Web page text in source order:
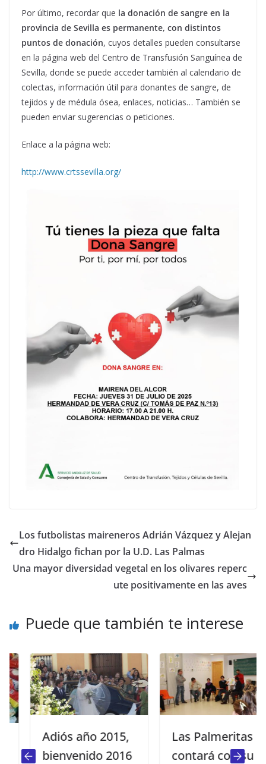
Por último, recordar que la donación de sangre en la
provincia de Sevilla es permanente, con distintos
puntos de donación, cuyos detalles pueden consultarse
en la página web del Centro de Transfusión Sanguínea de
Sevilla, donde se puede acceder también al calendario de
colectas, información útil para donantes de sangre, de
tejidos y de médula ósea, enlaces, noticias… También se
pueden enviar sugerencias o peticiones.
Enlace a la página web:
http://www.crtssevilla.org/
Los futbolistas maireneros Adrián Vázquez y Alejan
dro Hidalgo fichan por la U.D. Las Palmas
Una mayor diversidad vegetal en los olivares reperc
ute positivamente en las aves
Puede que también te interese
Adiós año 2015,
bienvenido 2016
Las Palmeritas
contará con su